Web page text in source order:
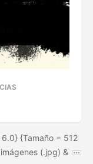
{Tamaño = 512
(.jpg) &